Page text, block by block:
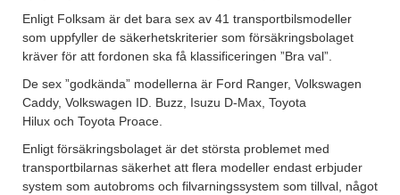
Enligt Folksam är det bara sex av 41 transportbilsmodeller
som uppfyller de säkerhetskriterier som försäkringsbolaget
kräver för att fordonen ska få klassificeringen ”Bra val”.
De sex ”godkända” modellerna är Ford Ranger, Volkswagen
Caddy, Volkswagen ID. Buzz, Isuzu D-Max, Toyota
Hilux och Toyota Proace.
Enligt försäkringsbolaget är det största problemet med
transportbilarnas säkerhet att flera modeller endast erbjuder
system som autobroms och filvarningssystem som tillval, något